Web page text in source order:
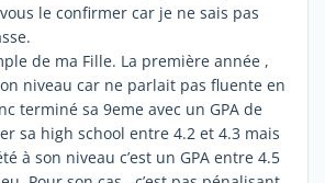
le confirmer car je ne sais pas
de ma Fille. La première année ,
niveau car ne parlait pas fluente en
terminé sa 9eme avec un GPA de
sa high school entre 4.2 et 4.3 mais
à son niveau c’est un GPA entre 4.5